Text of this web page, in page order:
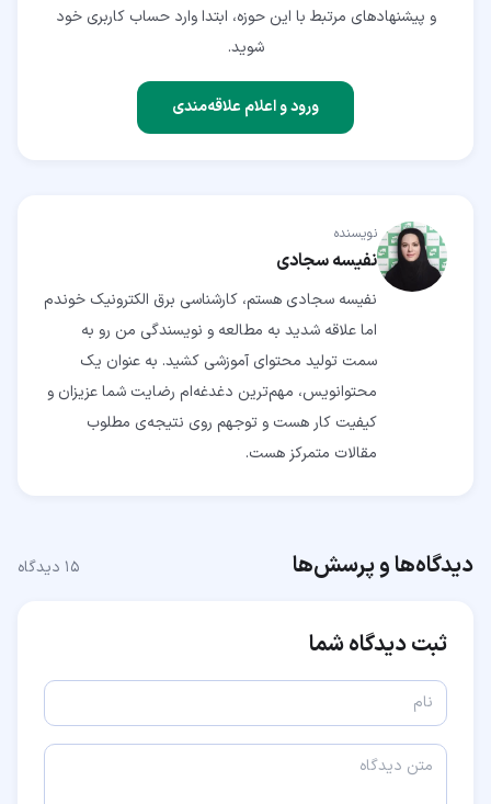
و پیشنهادهای مرتبط با این حوزه، ابتدا وارد حساب کاربری خود
شوید.
ورود و اعلام علاقه‌مندی
نویسنده
نفیسه سجادی
نفیسه سجادی هستم، کارشناسی برق الکترونیک خوندم
اما علاقه شدید به مطالعه و نویسندگی من رو به
سمت تولید محتوای آموزشی کشید. به عنوان یک
محتوانویس، مهم‌ترین دغدغه‌ام رضایت شما عزیزان و
کیفیت کار هست و توجهم روی نتیجه‌ی مطلوب
مقالات متمرکز هست.
دیدگاه‌ها و پرسش‌ها ۱۵ دیدگاه
ثبت دیدگاه شما